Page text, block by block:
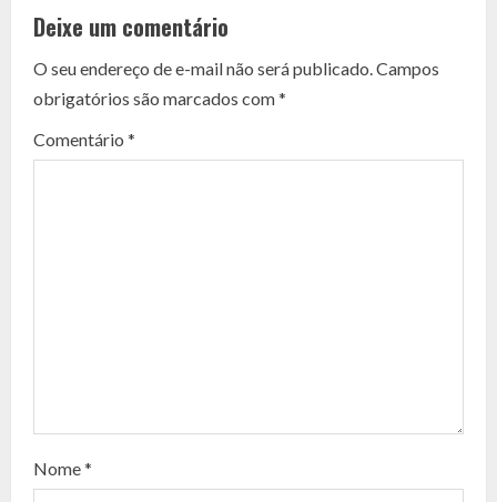
n
t
i
a
d
Deixe um comentário
O seu endereço de e-mail não será publicado.Campos
obrigatórios são marcados com*
Comentário *
Nome*